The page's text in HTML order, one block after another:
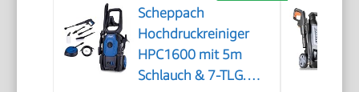
Scheppach
Hochdruckreiniger
HPC1600 mit 5m
Schlauch & 7-TLG.